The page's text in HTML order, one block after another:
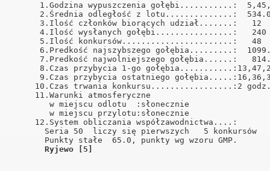
1.Godzina wypuszczenia
2.Średnia odległość z
3.Ilość członków biorących
4.Ilość wysłanych
5.Ilość
6.Predkość najszybszego
7.Predkość najwolniejszego
8.Czas przybycia 1-go
9.Czas przybycia ostatniego
10.Czas trwania
11.Warunki
w miejscu odlotu
w miejscu
12.System obliczania
Seria 50  liczy się
Punkty stałe  65.0,
Ryjewo [5]